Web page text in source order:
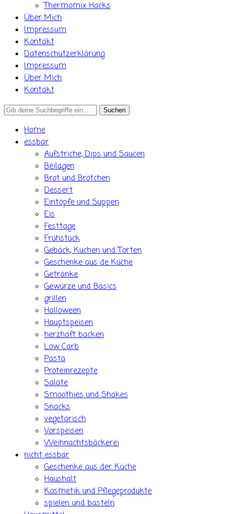
Thermomix Hacks
Über Mich
Impressum
Kontakt
Datenschutzerklärung
Impressum
Über Mich
Kontakt
Search
Home
essbar
Aufstriche, Dips und Saucen
Beilagen
Brot und Brötchen
Dessert
Eintöpfe und Suppen
Eis
Festtage
Frühstück
Gebäck, Kuchen und Torten
Geschenke aus de Küche
Getränke
Gewürze und Basics
grillen
Halloween
Hauptspeisen
herzhaft backen
Low Carb
Pasta
Proteinrezepte
Salate
Smoothies und Shakes
Snacks
vegetarisch
Vorspeisen
Weihnachtsbäckerei
nicht essbar
Geschenke aus der Küche
Haushalt
Kosmetik und Pflegeprodukte
spielen und basteln